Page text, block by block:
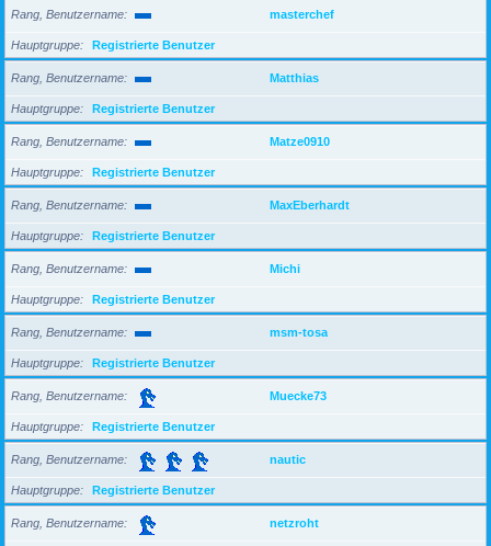
Rang, Benutzername masterchef
Hauptgruppe Registrierte Benutzer
Rang, Benutzername Matthias
Hauptgruppe Registrierte Benutzer
Rang, Benutzername Matze0910
Hauptgruppe Registrierte Benutzer
Rang, Benutzername MaxEberhardt
Hauptgruppe Registrierte Benutzer
Rang, Benutzername Michi
Hauptgruppe Registrierte Benutzer
Rang, Benutzername msm-tosa
Hauptgruppe Registrierte Benutzer
Rang, Benutzername Muecke73
Hauptgruppe Registrierte Benutzer
Rang, Benutzername nautic
Hauptgruppe Registrierte Benutzer
Rang, Benutzername netzroht